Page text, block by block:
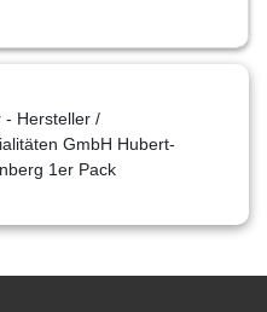
- Hersteller /
GmbH Hubert-
1er Pack